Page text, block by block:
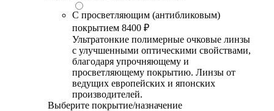
С просветляющим (антибликовым)
покрытием 8400 ₽
Ультратонкие полимерные очковые линзы
с улучшенными оптическими свойствами,
благодаря упрочняющему и
просветляющему покрытию. Линзы от
ведущих европейских и японских
производителей.
Выберите покрытие/назначение